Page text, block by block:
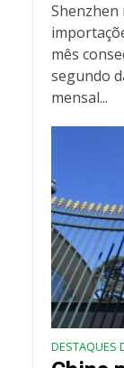
mês
segundo
mensal...
DESTAQUES